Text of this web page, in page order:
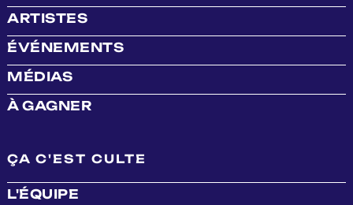
ARTISTES
ÉVÉNEMENTS
MÉDIAS
À GAGNER
ÇA C'EST CULTE
L'ÉQUIPE